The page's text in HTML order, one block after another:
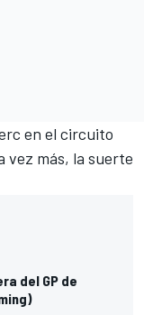
en el circuito
vez más, la suerte
del GP de